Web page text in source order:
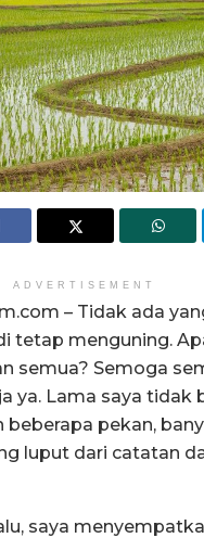
ADVERTISEMENT
– Tidak ada
tetap menguning.
semua? Semoga
ya. Lama saya tidak
beberapa pekan,
luput dari catatan
saya